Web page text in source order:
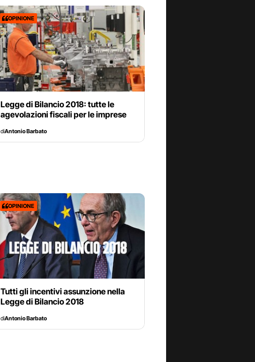
OPINIONE
Legge di Bilancio 2018: tutte le
agevolazioni fiscali per le imprese
diAntonio Barbato
OPINIONE
Tutti gli incentivi assunzione nella
Legge di Bilancio 2018
diAntonio Barbato